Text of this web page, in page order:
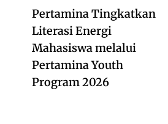
Pertamina Tingkatkan
Literasi Energi
Mahasiswa melalui
Pertamina Youth
Program 2026